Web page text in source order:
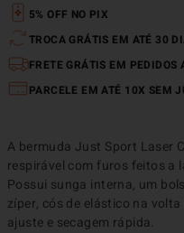
5% OFF NO PIX
TROCA GRÁTIS EM ATÉ 30
FRETE GRÁTIS EM
PARCELE EM ATÉ 10X SEM
A bermuda Just Sport Laser
respirável com furos feitos a
Possui sunga interna, um
zíper, cós de elástico na
ajuste e secagem rápida.